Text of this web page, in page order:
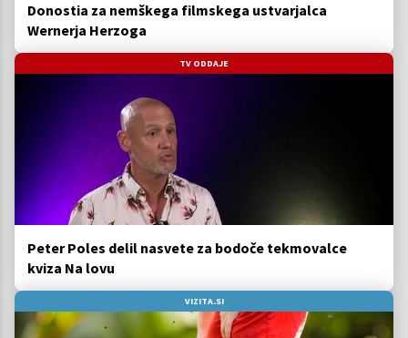
Donostia za nemškega filmskega ustvarjalca
Wernerja Herzoga
TV ODDAJE
Peter Poles delil nasvete za bodoče tekmovalce
kviza Na lovu
VIZITA.SI